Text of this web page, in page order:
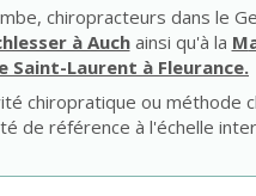
chiropracteurs dans le
à Auchainsi qu'à la M
Saint-Laurent à Fleurance.
chiropratique ou méthode
de référence à l'échelle